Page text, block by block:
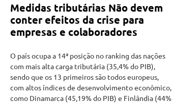
Medidas tributárias Não devem
conter efeitos da crise para
empresas e colaboradores
O país ocupa a 14ª posição no ranking das nações
com mais alta carga tributária (35,4% do PIB),
sendo que os 13 primeiros são todos europeus,
com altos índices de desenvolvimento econômico,
como Dinamarca (45,19% do PIB) e Finlândia (44%